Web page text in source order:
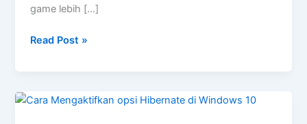
game lebih […]
2
Mode
Read Post »